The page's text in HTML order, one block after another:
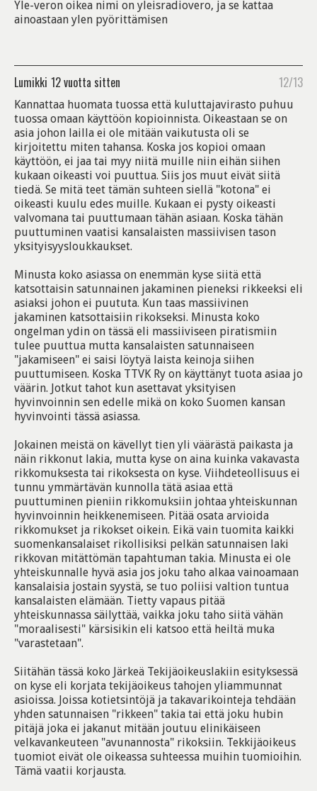
Yle-veron oikea nimi on yleisradiovero, ja se kattaa
ainoastaan ylen pyörittämisen
Lumikki 12 vuotta sitten 12/13
Kannattaa huomata tuossa että kuluttajavirasto puhuu
tuossa omaan käyttöön kopioinnista. Oikeastaan se on
asia johon lailla ei ole mitään vaikutusta oli se
kirjoitettu miten tahansa. Koska jos kopioi omaan
käyttöön, ei jaa tai myy niitä muille niin eihän siihen
kukaan oikeasti voi puuttua. Siis jos muut eivät siitä
tiedä. Se mitä teet tämän suhteen siellä "kotona" ei
oikeasti kuulu edes muille. Kukaan ei pysty oikeasti
valvomana tai puuttumaan tähän asiaan. Koska tähän
puuttuminen vaatisi kansalaisten massiivisen tason
yksityisyysloukkaukset.
Minusta koko asiassa on enemmän kyse siitä että
katsottaisin satunnainen jakaminen pieneksi rikkeeksi eli
asiaksi johon ei puututa. Kun taas massiivinen
jakaminen katsottaisiin rikokseksi. Minusta koko
ongelman ydin on tässä eli massiiviseen piratismiin
tulee puuttua mutta kansalaisten satunnaiseen
"jakamiseen" ei saisi löytyä laista keinoja siihen
puuttumiseen. Koska TTVK Ry on käyttänyt tuota asiaa jo
väärin. Jotkut tahot kun asettavat yksityisen
hyvinvoinnin sen edelle mikä on koko Suomen kansan
hyvinvointi tässä asiassa.
Jokainen meistä on kävellyt tien yli väärästä paikasta ja
näin rikkonut lakia, mutta kyse on aina kuinka vakavasta
rikkomuksesta tai rikoksesta on kyse. Viihdeteollisuus ei
tunnu ymmärtävän kunnolla tätä asiaa että
puuttuminen pieniin rikkomuksiin johtaa yhteiskunnan
hyvinvoinnin heikkenemiseen. Pitää osata arvioida
rikkomukset ja rikokset oikein. Eikä vain tuomita kaikki
suomenkansalaiset rikollisiksi pelkän satunnaisen laki
rikkovan mitättömän tapahtuman takia. Minusta ei ole
yhteiskunnalle hyvä asia jos joku taho alkaa vainoamaan
kansalaisia jostain syystä, se tuo poliisi valtion tuntua
kansalaisten elämään. Tietty vapaus pitää
yhteiskunnassa säilyttää, vaikka joku taho siitä vähän
"moraalisesti" kärsisikin eli katsoo että heiltä muka
"varastetaan".
Siitähän tässä koko Järkeä Tekijäoikeuslakiin esityksessä
on kyse eli korjata tekijäoikeus tahojen yliammunnat
asioissa. Joissa kotietsintöjä ja takavarikointeja tehdään
yhden satunnaisen "rikkeen" takia tai että joku hubin
pitäjä joka ei jakanut mitään joutuu elinikäiseen
velkavankeuteen "avunannosta" rikoksiin. Tekkijäoikeus
tuomiot eivät ole oikeassa suhteessa muihin tuomioihin.
Tämä vaatii korjausta.